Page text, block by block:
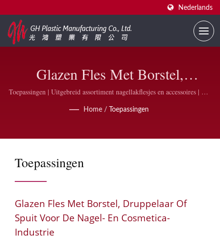
Nederlands
Glazen Fles Met Borstel,
Druppelaar Of Spuit Voor De
Nagel- En Cosmetica-Industrie |
Toepassingen | Uitgebreid assortiment nagellakflesjes en accessoires | GH
Home / Toepassingen
Toepassingen
Glazen Fles Met Borstel, Druppelaar Of
Spuit Voor De Nagel- En Cosmetica-
Industrie